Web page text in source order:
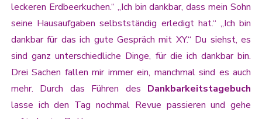
leckeren Erdbeerkuchen.“ „Ich bin dankbar, dass mein Sohn
seine Hausaufgaben selbstständig erledigt hat.“ „Ich bin
dankbar für das ich gute Gespräch mit XY.“ Du siehst, es
sind ganz unterschiedliche Dinge, für die ich dankbar bin.
Drei Sachen fallen mir immer ein, manchmal sind es auch
mehr. Durch das Führen des Dankbarkeitstagebuch
lasse ich den Tag nochmal Revue passieren und gehe